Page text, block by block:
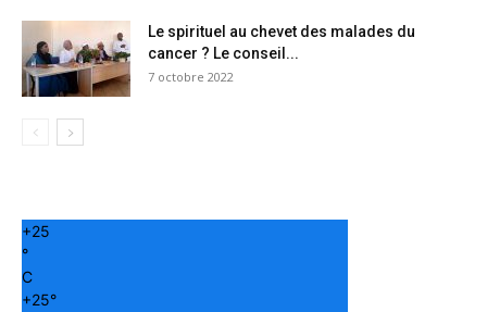
Le spirituel au chevet des malades du
cancer ? Le conseil...
7 octobre 2022
+25
°
C
+25°